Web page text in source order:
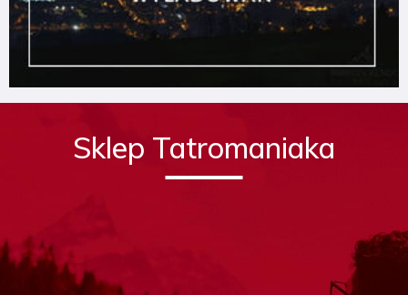
Sklep Tatromaniaka